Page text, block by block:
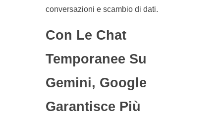
conversazioni e scambio di dati.
Con Le Chat
Temporanee Su
Gemini, Google
Garantisce Più